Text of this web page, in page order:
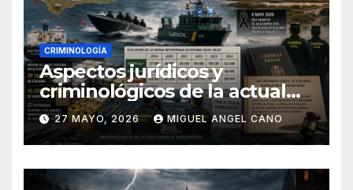
CRIMINOLOGÍA
Aspectos jurídicos y
criminológicos de la actual
lucha contra el narcotráfico
en el sur de España
27 MAYO, 2026 MIGUEL ANGEL CANO